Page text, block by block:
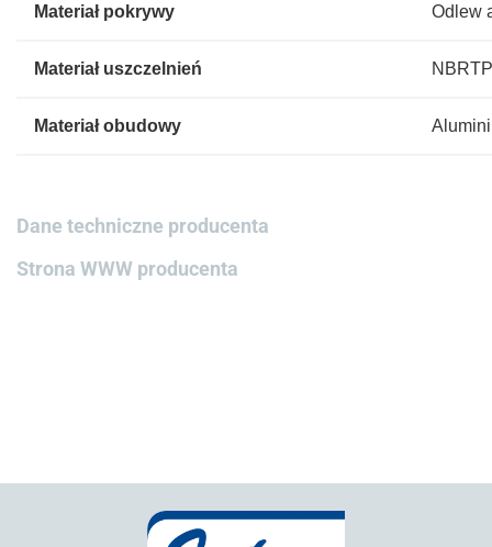
Materiał pokrywy Odlew
Materiał uszczelnień
Materiał obudowy
Dane techniczne producenta
Strona WWW producenta